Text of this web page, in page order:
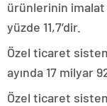
ürünlerinin imalat
yüzde 11,7’dir.
Özel ticaret
ayında 17 milyar
Özel ticaret